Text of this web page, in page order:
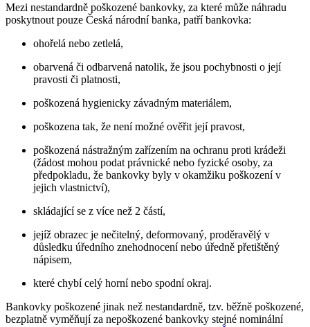
Mezi nestandardně poškozené bankovky, za které může náhradu
poskytnout pouze Česká národní banka, patří bankovka:
ohořelá nebo zetlelá,
obarvená či odbarvená natolik, že jsou pochybnosti o její
pravosti či platnosti,
poškozená hygienicky závadným materiálem,
poškozena tak, že není možné ověřit její pravost,
poškozená nástražným zařízením na ochranu proti krádeži
(žádost mohou podat právnické nebo fyzické osoby, za
předpokladu, že bankovky byly v okamžiku poškození v
jejich vlastnictví),
skládající se z více než 2 částí,
jejíž obrazec je nečitelný, deformovaný, proděravělý v
důsledku úředního znehodnocení nebo úředně přetištěný
nápisem,
které chybí celý horní nebo spodní okraj.
Bankovky poškozené jinak než nestandardně, tzv. běžně poškozené,
bezplatně vyměňují za nepoškozené bankovky stejné nominální